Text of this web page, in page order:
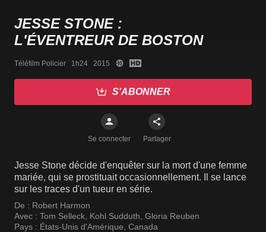
JESSE STONE :
L'ÉVENTREUR DE BOSTON
Téléfilm Policier   1h24   2015
S'ABONNER
Se connecter Partager
Jesse Stone décide d'enquêter sur la mort d'une femme
mariée, qui se prostituait occasionnellement. Il se lance
sur les traces d'un tueur en série.
De : Robert Harmon
Avec : Tom Selleck Kohl Sudduth Gloria Reuben
Pays : États-Unis d'Amérique Canada